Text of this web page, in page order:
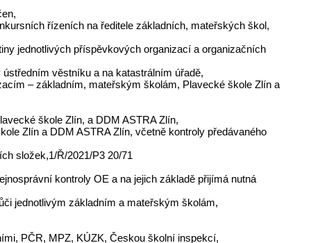
řízeních na ředitele základních, mateřských škol,
jednotlivých příspěvkových organizací a organizačních
věstníku a na katastrálním úřadě,
– základním, mateřským školám, Plavecké škole Zlín a
škole Zlín, a DDM ASTRA Zlín,
Zlín a DDM ASTRA Zlín, včetně kontroly předávaného
složek,1/Ř/2021/P3 20/71
kontroly OE a na jejich základě přijímá nutná
jednotlivým základním a mateřským školám,
PČR, MPZ, KÚZK, Českou školní inspekcí,